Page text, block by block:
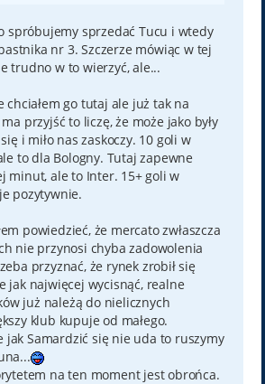
spróbujemy sprzedać Tucu i wtedy
nr 3. Szczerze mówiąc w tej
trudno w to wierzyć, ale...
chciałem go tutaj ale już tak na
przyjść to liczę, że może jako były
i miło nas zaskoczy. 10 goli w
to dla Bologny. Tutaj zapewne
minut, ale to Inter. 15+ goli w
pozytywnie.
powiedzieć, że mercato zwłaszcza
nie przynosi chyba zadowolenia
przyznać, że rynek zrobił się
jak najwięcej wycisnąć, realne
już należą do nielicznych
klub kupuje od małego.
jak Samardzić się nie uda to ruszymy
na ten moment jest obrońca.